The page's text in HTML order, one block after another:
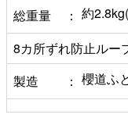
総重量
約
8カ所ずれ防止ルー
製造
櫻道ふ